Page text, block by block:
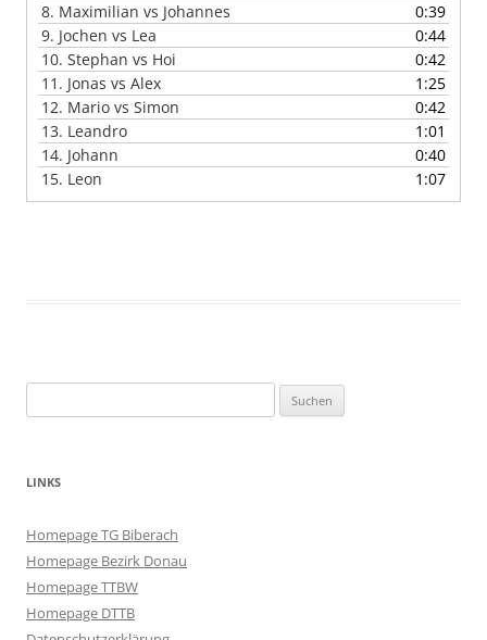
8. Maximilian vs Johannes
0:39
9. Jochen vs Lea
0:44
10. Stephan vs Hoi
0:42
11. Jonas vs Alex
1:25
12. Mario vs Simon
0:42
13. Leandro
1:01
14. Johann
0:40
15. Leon 1:07
nach:
LINKS
Homepage TG Biberach
Homepage Bezirk Donau
Homepage TTBW
Homepage DTTB